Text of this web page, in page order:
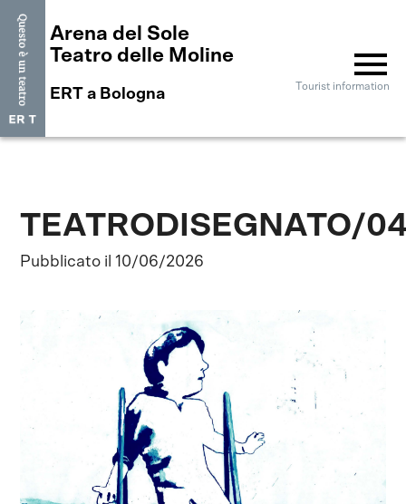
Arena del Sole
Teatro delle Moline
ERT a Bologna
menu
Tourist information
TEATRODISEGNATO/
Pubblicato il 10/06/2026